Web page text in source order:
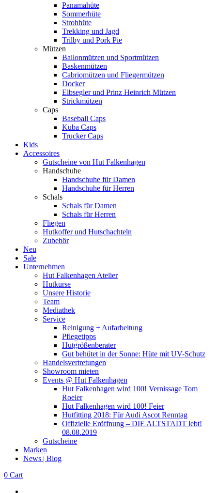
Panamahüte
Sommerhüte
Strohhüte
Trekking und Jagd
Trilby und Pork Pie
Mützen
Ballonmützen und Sportmützen
Baskenmützen
Cabriomützen und Fliegermützen
Docker
Elbsegler und Prinz Heinrich Mützen
Strickmützen
Caps
Baseball Caps
Kuba Caps
Trucker Caps
Kids
Accessoires
Gutscheine von Hut Falkenhagen
Handschuhe
Handschuhe für Damen
Handschuhe für Herren
Schals
Schals für Damen
Schals für Herren
Fliegen
Hutkoffer und Hutschachteln
Zubehör
Neu
Sale
Unternehmen
Hut Falkenhagen Atelier
Hutkurse
Unsere Historie
Team
Mediathek
Service
Reinigung + Aufarbeitung
Pflegetipps
Hutgrößenberater
Gut behütet in der Sonne: Hüte mit UV-Schutz
Handelsvertretungen
Showroom mieten
Events @ Hut Falkenhagen
Hut Falkenhagen wird 100! Vernissage Tom
Roeler
Hut Falkenhagen wird 100! Feier
Hutfitting 2018: Für Audi Ascot Renntag
Offizielle Eröffnung – DIE ALTSTADT lebt!
08.08.2019
Gutscheine
Marken
News | Blog
0 Cart